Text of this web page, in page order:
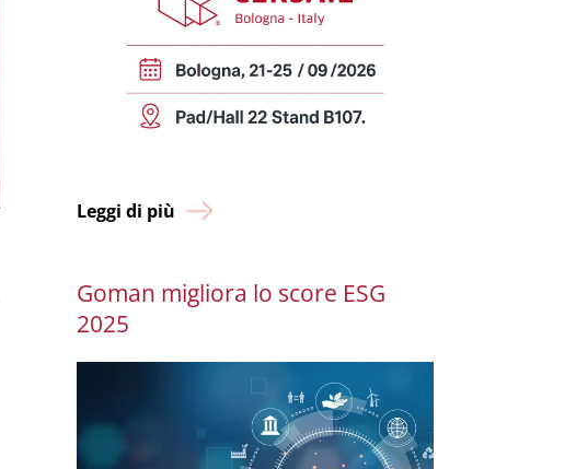
Leggi di più
Goman migliora lo score ESG
2025